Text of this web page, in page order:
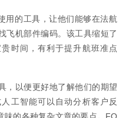
用的工具，让他们能够在法航
飞机部件编码。该工具缩短了
时间，有利于提升航班准点
，以便更好地了解他们的期望
工智能可以自动分析客户反
味的各种复杂文章的要点。FO